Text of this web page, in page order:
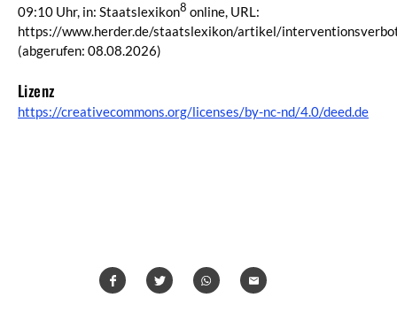
09:10 Uhr, in: Staatslexikon8 online, URL:
https://www.herder.de/staatslexikon/artikel/
(abgerufen: 08.08.2026)
Lizenz
https://creativecommons.org/licenses/by-nc-nd/4.0/deed.de